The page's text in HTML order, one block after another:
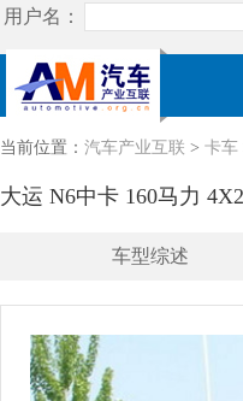
当前位置： 汽车产业互联 > 卡车
大运 N6中卡 160马力
车型综述